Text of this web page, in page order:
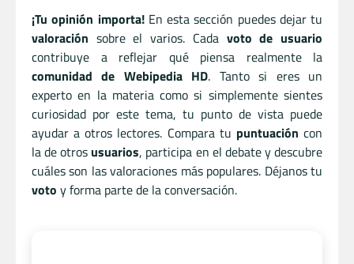
¡Tu opinión importa!En esta sección puedes dejar tu
valoración sobre el varios. Cada voto de usuario
contribuye a reflejar qué piensa realmente la
comunidad de Webipedia HD. Tanto si eres un
experto en la materia como si simplemente sientes
curiosidad por este tema, tu punto de vista puede
ayudar a otros lectores. Compara tu puntuación con
la de otros usuarios, participa en el debate y descubre
cuáles son las valoraciones más populares. Déjanos tu
voto y forma parte de la conversación.